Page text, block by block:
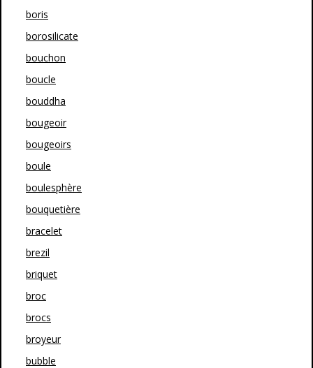
boris
borosilicate
bouchon
boucle
bouddha
bougeoir
bougeoirs
boule
boulesphère
bouquetière
bracelet
brezil
briquet
broc
brocs
broyeur
bubble